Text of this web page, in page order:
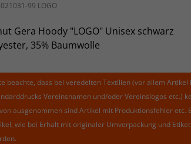
021031-99 LOGO
Gera Hoody "LOGO" Unisex schwarz
35% Baumwolle
beachte, dass bei veredelten Textilien (vor allem Artikel
Vereinsnamen und/oder Vereinslogos etc.)
ausgenommen sind Artikel mit Produktionsfehler etc.
wie bei Erhalt mit originaler Umverpackung und